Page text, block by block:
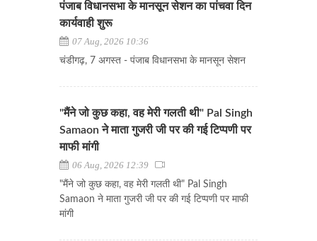
पंजाब विधानसभा के मानसून सेशन का पांचवा दिन
कार्यवाही शुरू
07 Aug, 2026 10:36
चंडीगढ़, 7 अगस्त - पंजाब विधानसभा के मानसून सेशन
"मैंने जो कुछ कहा, वह मेरी गलती थी" Pal Singh
Samaon ने माता गुजरी जी पर की गई टिप्पणी पर
माफी मांगी
06 Aug, 2026 12:39
"मैंने जो कुछ कहा, वह मेरी गलती थी" Pal Singh
Samaon ने माता गुजरी जी पर की गई टिप्पणी पर माफी
मांगी